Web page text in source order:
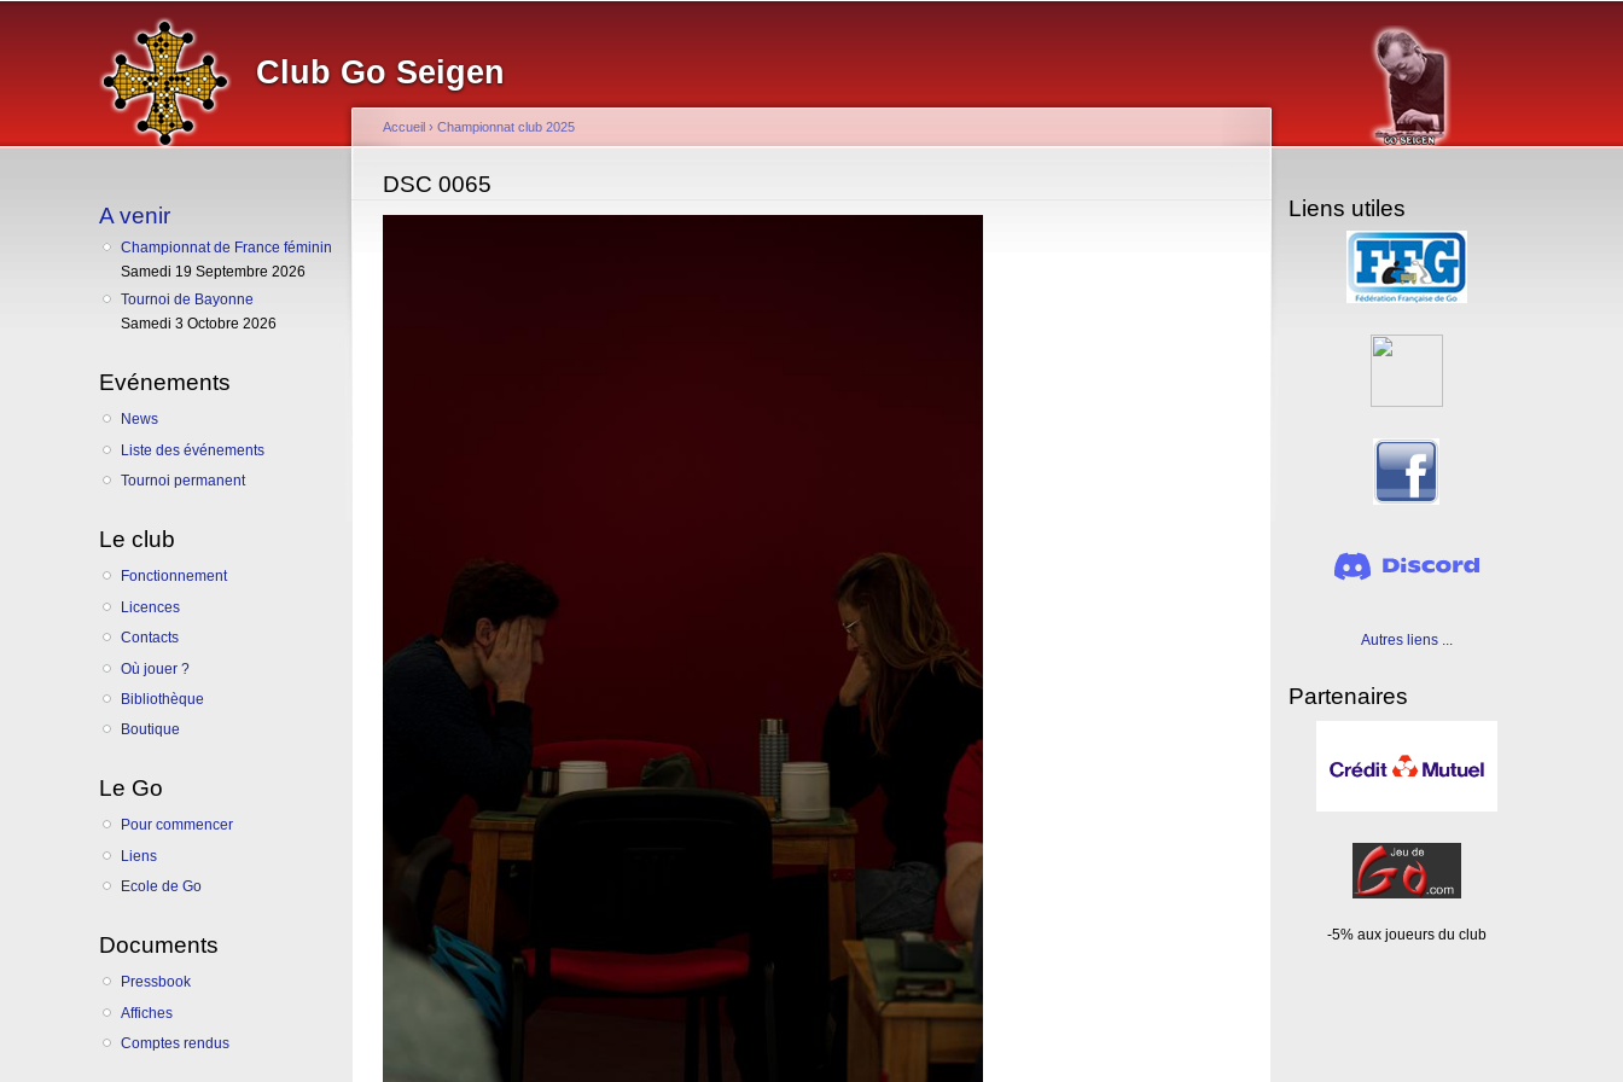
Club Go Seigen
A venir
Championnat de France féminin
Samedi 19 Septembre 2026
Tournoi de Bayonne
Samedi 3 Octobre 2026
Evénements
News
Liste des événements
Tournoi permanent
Le club
Fonctionnement
Licences
Contacts
Où jouer ?
Bibliothèque
Boutique
Le Go
Pour commencer
Liens
Ecole de Go
Documents
Pressbook
Affiches
Comptes rendus
Vous êtes ici
Accueil › Championnat club 2025
DSC 0065
Liens utiles
Autres liens ...
Partenaires
-5% aux joueurs du club